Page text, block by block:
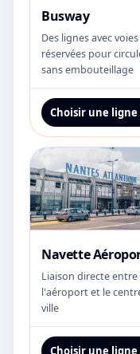
Busway
Des lignes avec voies
réservées pour
sans embouteillage
Choisir une ligne
Navette
Liaison directe entre
l'aéroport et le
ville
Choisir une ligne